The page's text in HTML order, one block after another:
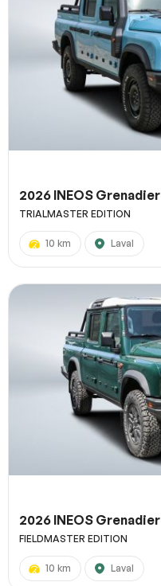
2026 INEOS Grenadier
TRIALMASTER EDITION
10 km Laval
2026 INEOS Grenadier
FIELDMASTER EDITION
10 km Laval